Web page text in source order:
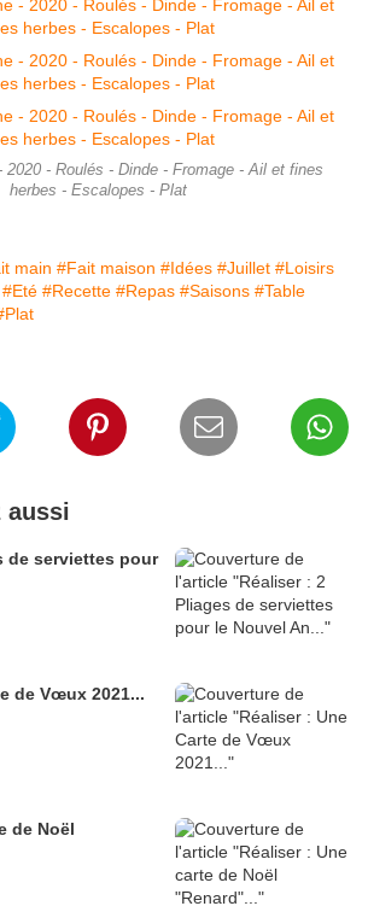
2020 - Roulés - Dinde - Fromage - Ail et fines
herbes - Escalopes - Plat
main #Fait maison #Idées #Juillet #Loisirs
#Eté #Recette #Repas #Saisons #Table
aussi
de serviettes pour
de Vœux 2021...
de Noël